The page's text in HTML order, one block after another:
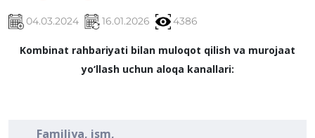
04.03.2024 16.01.2026 4386
Kombinat rahbariyati bilan muloqot qilish va murojaat
yo‘llash uchun aloqa kanallari:
Familiya, ism,